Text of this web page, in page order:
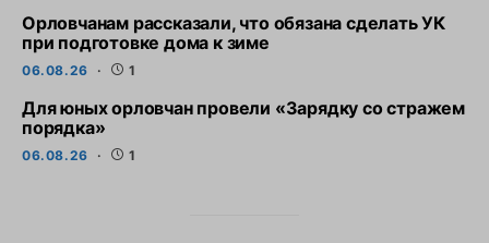
Орловчанам рассказали, что обязана сделать УК
при подготовке дома к зиме
06.08.26 1
Для юных орловчан провели «Зарядку со стражем
порядка»
06.08.26 1